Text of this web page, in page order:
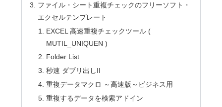
ファイル・シート重複チェックのフリーソフト・
エクセルテンプレート
EXCEL 高速重複チェックツール (
MUTIL_UNIQUEN )
Folder List
秒速 ダブリ出しII
重複データマクロ ～高速版～ビジネス用
重複するデータを検索アドイン